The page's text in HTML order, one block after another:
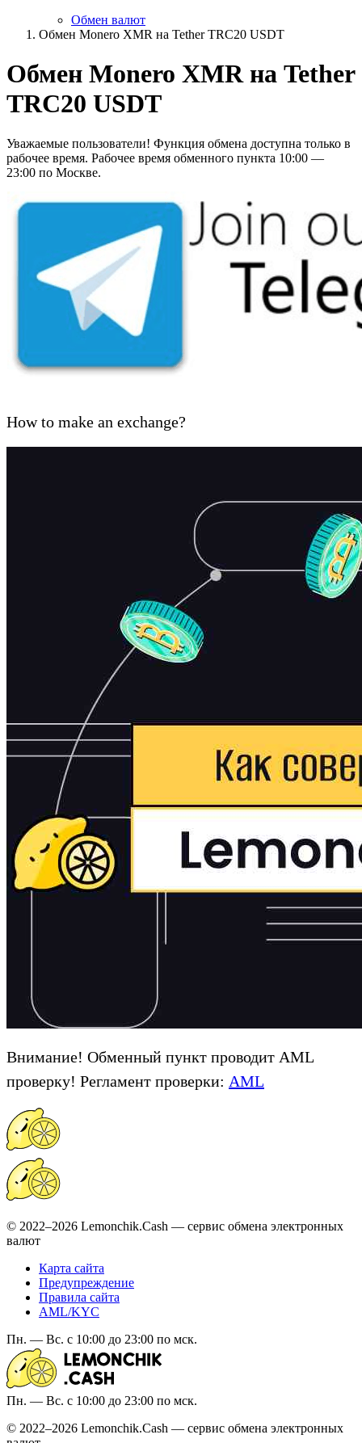
Обмен валют
Обмен Monero XMR на Tether TRC20 USDT
Обмен Monero XMR на Tether
TRC20 USDT
Уважаемые пользователи! Функция обмена доступна только в
рабочее время. Рабочее время обменного пункта 10:00 —
23:00 по Москве.
How to make an exchange?
Внимание! Обменный пункт проводит AML
проверку! Регламент проверки: AML
© 2022–2026 Lemonchik.Cash — сервис обмена электронных
валют
Карта сайта
Предупреждение
Правила сайта
AML/KYC
Пн. — Вс. с 10:00 до 23:00 по мск.
Пн. — Вс. с 10:00 до 23:00 по мск.
© 2022–2026 Lemonchik.Cash — сервис обмена электронных